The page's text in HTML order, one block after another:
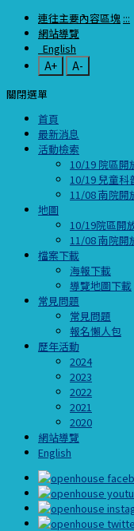
連往主要內容區塊 :::
網站導覽
English
A+
A-
關閉選單
首頁
最新消息
活動檢索
10/19 院區開
10/19 兒童科
11/08 南院開
地圖
10/19院區開
11/08 南院開
檔案下載
海報下載
導覽地圖下載
常見問題
常見問題
報名懶人包
歷年活動
2024
2023
2022
2021
2020
網站導覽
English